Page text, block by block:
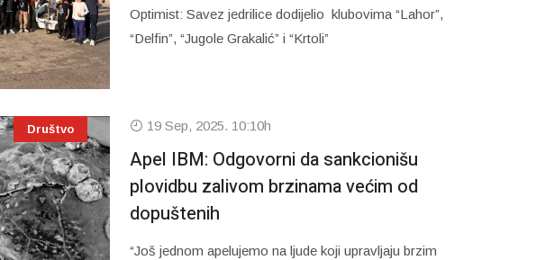
Optimist: Savez jedrilice dodijelio klubovima “Lahor”,
“Delfin”, “Jugole Grakalić” i “Krtoli”
Društvo 19 Sep, 2025. 10:10h
Apel IBM: Odgovorni da sankcionišu
plovidbu zalivom brzinama većim od
dopuštenih
“Još jednom apelujemo na ljude koji upravljaju brzim